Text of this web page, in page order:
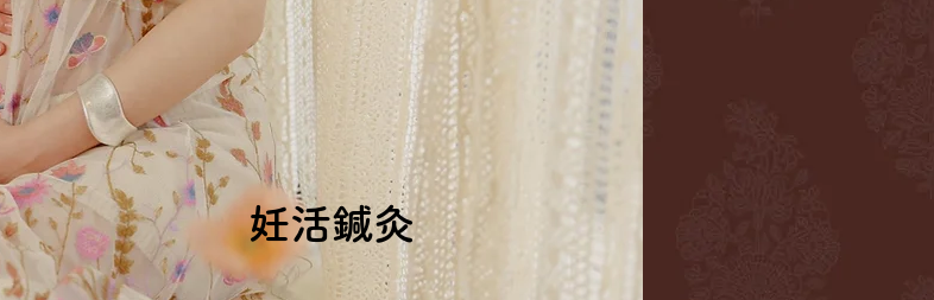
妊活鍼灸
妊活鍼灸